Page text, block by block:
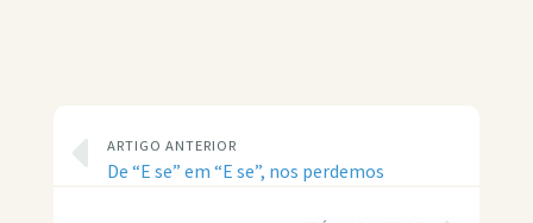
ARTIGO ANTERIOR
De “E se” em “E se”, nos perdemos